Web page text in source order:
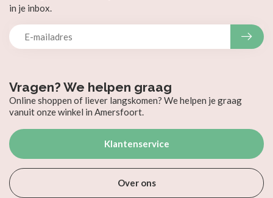
Vragen? We helpen graag
Online shoppen of liever langskomen? We helpen je graag
vanuit onze winkel in Amersfoort.
Klantenservice
Over ons
in je inbox.